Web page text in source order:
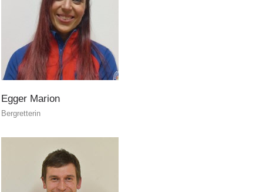
Egger Marion
Bergretterin